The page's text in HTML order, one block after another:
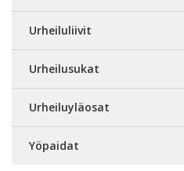
Urheiluliivit
Urheilusukat
Urheiluyläosat
Yöpaidat